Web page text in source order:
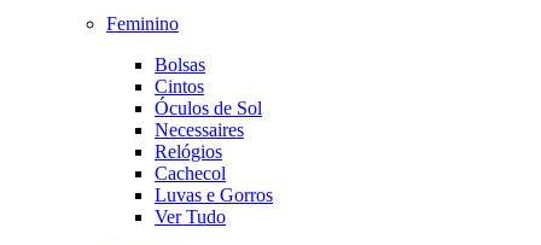
Feminino
Bolsas
Cintos
Óculos de Sol
Necessaires
Relógios
Cachecol
Luvas e Gorros
Ver Tudo